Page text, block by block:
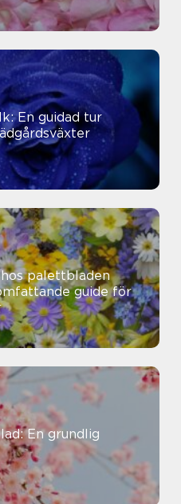
En guidad tur
palettbladen
guide för
En grundlig